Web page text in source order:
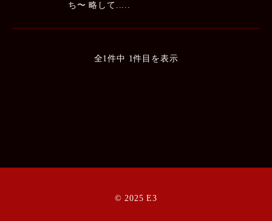
ち〜 略して.....
全1件中 1件目を表示
© 2025 E3